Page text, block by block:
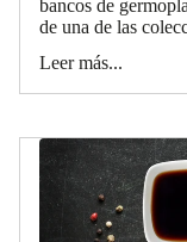
bancos de
de una de las
Leer más...